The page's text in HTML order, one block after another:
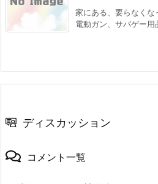
家にある、要らなくな
電動ガン、サバゲー
ディスカッション
コメント一覧